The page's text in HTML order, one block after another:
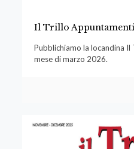
Il Trillo
Pubblichiamo la locandina
mese di marzo 2026.